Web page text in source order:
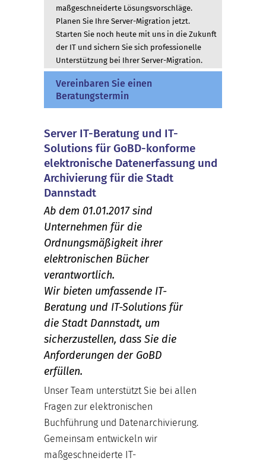
maßgeschneiderte Lösungsvorschläge.
Planen Sie Ihre Server-Migration jetzt.
Starten Sie noch heute mit uns in die Zukunft
der IT und sichern Sie sich professionelle
Unterstützung bei Ihrer Server-Migration.
Vereinbaren Sie einen
Beratungstermin
Server IT-Beratung und IT-
Solutions für GoBD-konforme
elektronische Datenerfassung und
Archivierung für die Stadt
Dannstadt
Ab dem 01.01.2017 sind
Unternehmen für die
Ordnungsmäßigkeit ihrer
elektronischen Bücher
verantwortlich.
Wir bieten umfassende IT-
Beratung und IT-Solutions für
die Stadt Dannstadt, um
sicherzustellen, dass Sie die
Anforderungen der GoBD
erfüllen.
Unser Team unterstützt Sie bei allen
Fragen zur elektronischen
Buchführung und Datenarchivierung.
Gemeinsam entwickeln wir
maßgeschneiderte IT-